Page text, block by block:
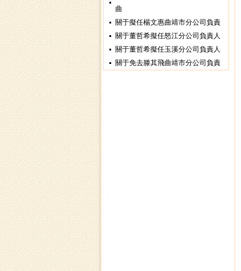
曲
關于擬任楊文惠曲靖市分公司負責
關于董哲希擬任怒江分公司負責人
關于董哲希擬任玉溪分公司負責人
關于免去滕其飛曲靖市分公司負責